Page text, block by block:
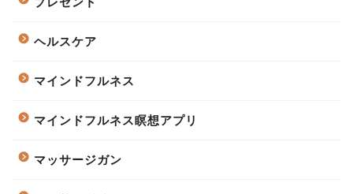
ヘルスケア
マインドフルネス
マインドフルネス瞑想アプリ
マッサージガン